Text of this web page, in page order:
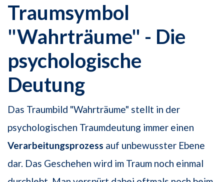
Traumsymbol
"Wahrträume" - Die
psychologische
Deutung
Das Traumbild "Wahrträume" stellt in der
psychologischen Traumdeutung immer einen
Verarbeitungsprozess auf unbewusster Ebene
dar. Das Geschehen wird im Traum noch einmal